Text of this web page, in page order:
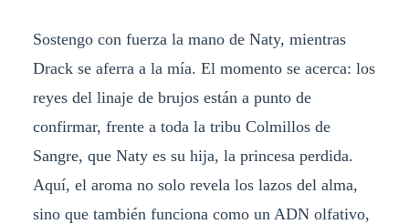
Sostengo con fuerza la mano de Naty, mientras
Drack se aferra a la mía. El momento se acerca: los
reyes del linaje de brujos están a punto de
confirmar, frente a toda la tribu Colmillos de
Sangre, que Naty es su hija, la princesa perdida.
Aquí, el aroma no solo revela los lazos del alma,
sino que también funciona como un ADN olfativo,